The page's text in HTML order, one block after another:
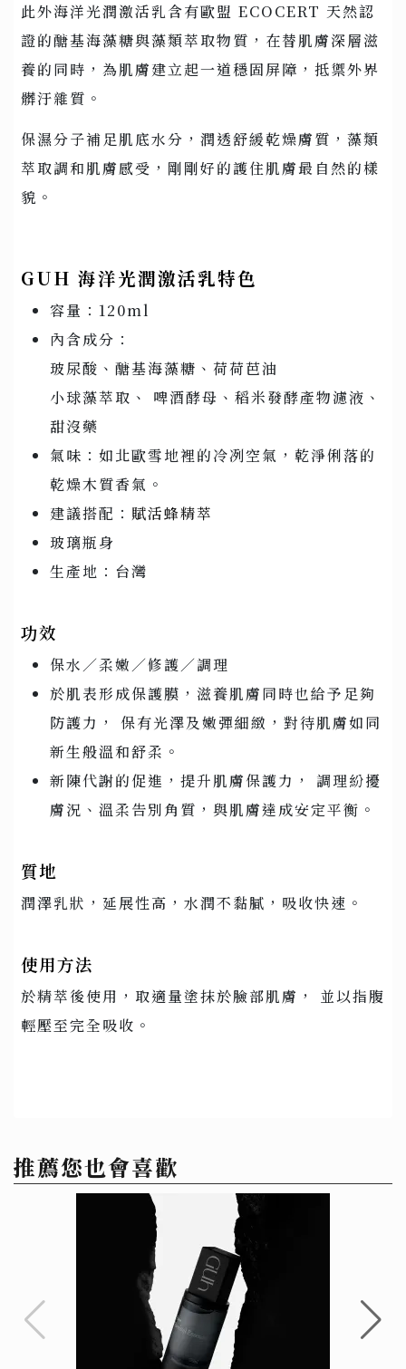
此外海洋光潤激活乳含有歐盟 ECOCERT 天然認
證的醣基海藻糖與藻類萃取物質，在替肌膚深層滋
養的同時，為肌膚建立起一道穩固屏障，抵禦外界
髒汙雜質。
保濕分子補足肌底水分，潤透舒緩乾燥膚質，藻類
萃取調和肌膚感受，剛剛好的護住肌膚最自然的樣
貌。
GUH 海洋光潤激活乳特色
容量：120ml
內含成分：
玻尿酸、醣基海藻糖、荷荷芭油
小球藻萃取、 啤酒酵母、稻米發酵產物濾液、
甜沒藥
氣味：如北歐雪地裡的冷冽空氣，乾淨俐落的
乾燥木質香氣。
建議搭配： 賦活蜂精萃
玻璃瓶身
生產地：台灣
功效
保水／柔嫩／修護／調理
於肌表形成保護膜，滋養肌膚同時也給予足夠
防護力， 保有光澤及嫩彈細緻，對待肌膚如同
新生般溫和舒柔。
新陳代謝的促進，提升肌膚保護力， 調理紛擾
膚況、溫柔告別角質，與肌膚達成安定平衡。
質地
潤澤乳狀，延展性高，水潤不黏膩，吸收快速。
使用方法
於精萃後使用，取適量塗抹於臉部肌膚， 並以指腹
輕壓至完全吸收。
推薦您也會喜歡